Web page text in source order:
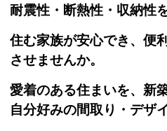
耐震性・断熱性・収納性
住む家族が安心でき、便
させませんか。
愛着のある住まいを、新
自分好みの間取り・デザ